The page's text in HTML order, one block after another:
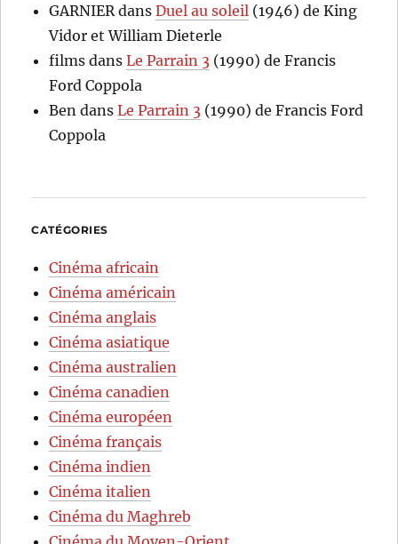
GARNIER dansDuel au soleil (1946) de King
Vidor et William Dieterle
films dansLe Parrain 3 (1990) de Francis
Ford Coppola
Ben dansLe Parrain 3 (1990) de Francis Ford
Coppola
CATÉGORIES
Cinéma africain
Cinéma américain
Cinéma anglais
Cinéma asiatique
Cinéma australien
Cinéma canadien
Cinéma européen
Cinéma français
Cinéma indien
Cinéma italien
Cinéma du Maghreb